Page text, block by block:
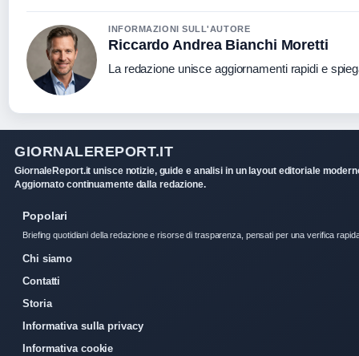
INFORMAZIONI SULL'AUTORE
Riccardo Andrea Bianchi Moretti
La redazione unisce aggiornamenti rapidi e
GIORNALEREPORT.IT
GiornaleReport.it unisce notizie, guide e analisi in un layout editoriale
Aggiornato continuamente dalla redazione.
Popolari
Briefing quotidiani della redazione e risorse di trasparenza, pensati per una verifica
Chi siamo
Contatti
Storia
Informativa sulla privacy
Informativa cookie